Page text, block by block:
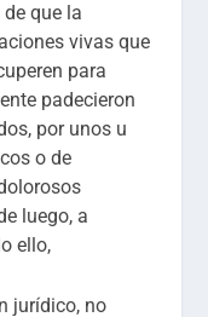
que la
vivas que
para
padecieron
por unos u
o de
luego, a
ello,
jurídico, no